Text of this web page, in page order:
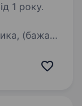
1 року.
(бажано